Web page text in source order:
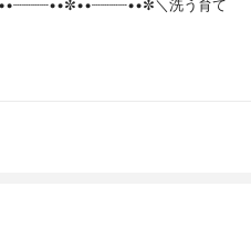
＼洗う育て